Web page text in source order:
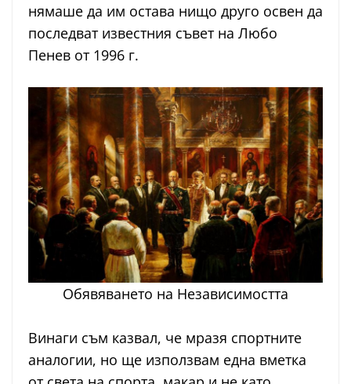
нямаше да им остава нищо друго освен да
последват известния съвет на Любо
Пенев от 1996 г.
Обявяването на Независимостта
Винаги съм казвал, че мразя спортните
аналогии, но ще използвам една вметка